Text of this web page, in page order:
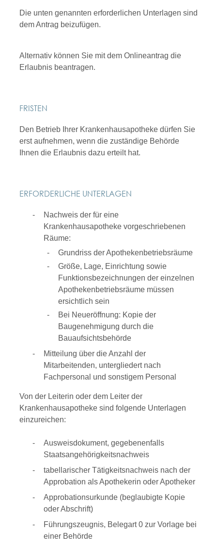
Die unten genannten erforderlichen Unterlagen sind
dem Antrag beizufügen.
Alternativ können Sie mit dem Onlineantrag die
Erlaubnis beantragen.
FRISTEN
Den Betrieb Ihrer Krankenhausapotheke dürfen Sie
erst aufnehmen, wenn die zuständige Behörde
Ihnen die Erlaubnis dazu erteilt hat.
ERFORDERLICHE UNTERLAGEN
Nachweis der für eine
Krankenhausapotheke vorgeschriebenen
Räume:
Grundriss der Apothekenbetriebsräume
Größe, Lage, Einrichtung sowie
Funktionsbezeichnungen der einzelnen
Apothekenbetriebsräume müssen
ersichtlich sein
Bei Neueröffnung: Kopie der
Baugenehmigung durch die
Bauaufsichtsbehörde
Mitteilung über die Anzahl der
Mitarbeitenden, untergliedert nach
Fachpersonal und sonstigem Personal
Von der Leiterin oder dem Leiter der
Krankenhausapotheke sind folgende Unterlagen
einzureichen:
Ausweisdokument, gegebenenfalls
Staatsangehörigkeitsnachweis
tabellarischer Tätigkeitsnachweis nach der
Approbation als Apothekerin oder Apotheker
Approbationsurkunde (beglaubigte Kopie
oder Abschrift)
Führungszeugnis, Belegart 0 zur Vorlage bei
einer Behörde